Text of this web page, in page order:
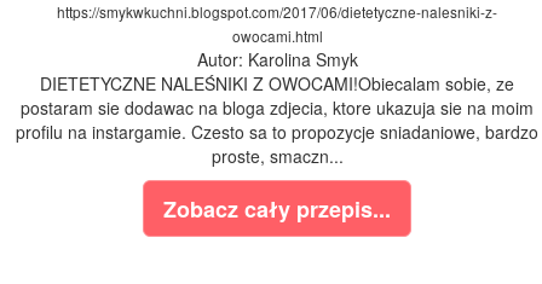
https://smykwkuchni.blogspot.com/2017/06/dietetyczne-nalesniki-z-
owocami.html
Autor: Karolina Smyk
DIETETYCZNE NALEŚNIKI Z OWOCAMI!Obiecalam sobie, ze
postaram sie dodawac na bloga zdjecia, ktore ukazuja sie na moim
profilu na instargamie. Czesto sa to propozycje sniadaniowe, bardzo
proste, smaczn...
Zobacz cały przepis...